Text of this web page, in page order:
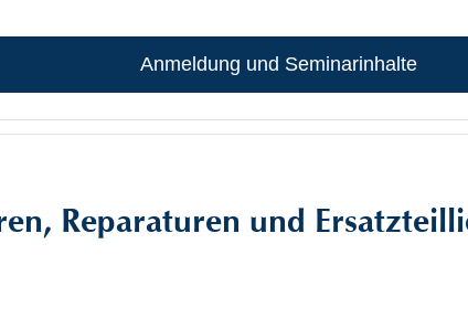
Anmeldung und Seminarinhalte
Reparaturen und